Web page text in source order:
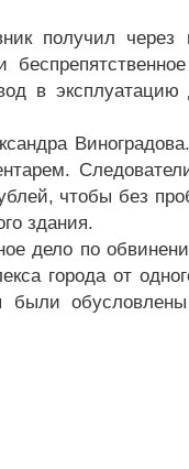
получил через
в
чтобы без
здания.
дело по
города от